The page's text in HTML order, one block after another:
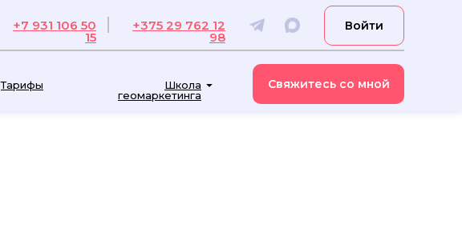
Тарифы
Школа
геомаркетинга
Свяжитесь со мной
Войти
+7 931 106 50
15
+375 29 762 12
98